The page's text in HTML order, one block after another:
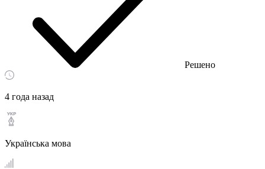
Решено
4 года назад
Українська мова